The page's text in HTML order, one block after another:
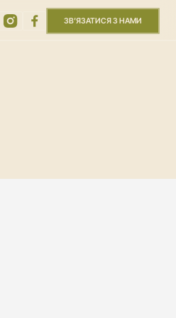
ЗВ’ЯЗАТИСЯ З НАМИ